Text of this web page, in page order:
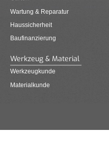
Wartung & Reparatur
Haussicherheit
Baufinanzierung
Werkzeug & Material
Werkzeugkunde
Materialkunde